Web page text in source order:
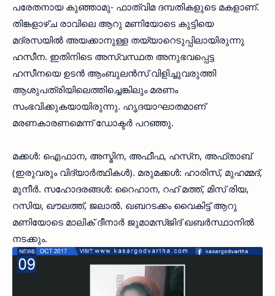
പരേതനായ കുഞ്ഞാമു- ഫാത്വിമ ദമ്പതികളുടെ മകളാണ്.
തിങ്കളാഴ്ച രാവിലെ ആറു മണിയോടെ കുട്ടിയെ
മദ്രസയില്‍ അയക്കാനുള്ള തയ്യാറെടുപ്പിലായിരുന്നു
ഹസീന. ഇതിനിടെ അസ്വസ്ഥത അനുഭവപ്പെട്ട
ഹസീനയെ ഉടന്‍ ആംബുലന്‍സ് വിളിച്ചുവരുത്തി
ആശുപത്രിയിലെത്തിച്ചെങ്കിലും മരണം
സംഭവിക്കുകയായിരുന്നു. ഹൃദയാഘാതമാണ്
മരണകാരണമെന്ന് ഡോക്ടര്‍ പറഞ്ഞു.
മക്കള്‍: ഐഫാന, അസ്മിന, അഫീഫ, ഹസ്‌ന, അഫ്താബ്
(ഇരുവരും വിദ്യാര്‍ത്ഥികള്‍). മരുമക്കള്‍: ഹാരിസ്, മുഹമ്മദ്,
മുനീര്‍. സഹോദരങ്ങള്‍: റൈഹാന, റഹ് മത്ത്, മിസ് രിയ,
റസിയ, ഖൗലത്ത്, ജലാല്‍. ഖബറടക്കം വൈകിട്ട് ആറു
മണിയോടെ മാലിക് ദീനാര്‍ ജുമാമസ്ജിദ് ഖബര്‍സ്ഥാനില്‍
നടക്കും.